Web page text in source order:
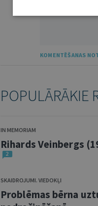
KOMENTĒŠANAS
POPULĀRĀKIE
IN MEMORIAM
Rihards Veinbergs
2
SKAIDROJUMI. VIEDOKĻI
Problēmas bērna